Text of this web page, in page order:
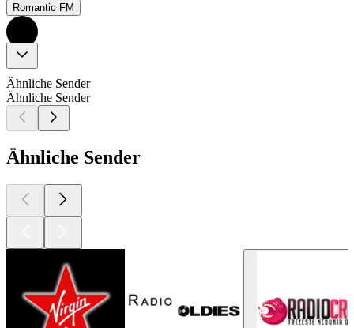
Romantic FM
Ähnliche Sender
Ähnliche Sender
Ähnliche Sender